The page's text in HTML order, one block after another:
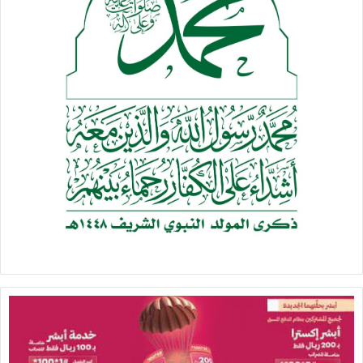
الانفرادي منذ أكثر من عامين، ويتعرضون لتعذيب واعتداءات متكررة
أدت إلى إصابات جسدية متعددة.
وفي سياق متصل، سجّلت السجون، لا سيما “جانوت”، تصاعدًا
اقتحامات شبه يومية للأقسام والغرف، تتخللها عمليات ضرب مبرح،
ورش غاز، واستخدام الرصاص المطاطي، وأجهزة الصعق الكهربائي،
والكلاب البوليسية، غالبًا خلال ساعات الفجر أو منتصف الليل.
كما أفادت شهادات أسرى من سجني “جلبوع” و“شطة” بارتفاع
خطير في وتيرة القمع، ترافق مع اعتداءات جسدية عنيفة، وإلقاء
الغاز داخل الزنازين، في ظل أوضاع صحية متدهورة، وانتشار مرض
معاناة الأسرى مع اشتداد البرد وتحوله إلى أداة تعذيب إضافية.